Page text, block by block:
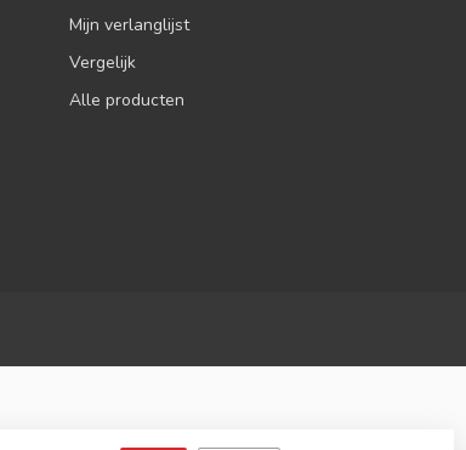
Mijn verlanglijst
Vergelijk
Alle producten